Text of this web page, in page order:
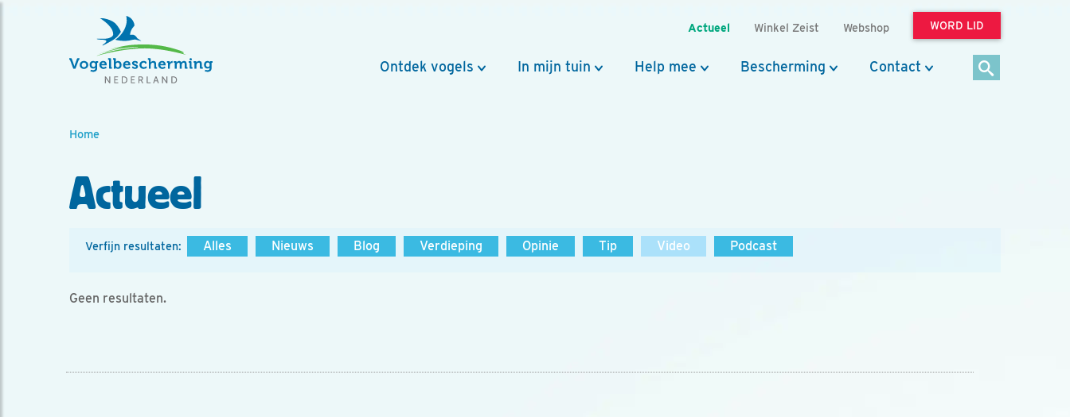
Actueel Winkel Zeist Webshop WORD LID
Ontdek vogels In mijn tuin Help mee Bescherming Contact
Home
Actueel
Verfijn resultaten: Alles Nieuws Blog Verdieping Opinie Tip Video Podcast
Geen resultaten.